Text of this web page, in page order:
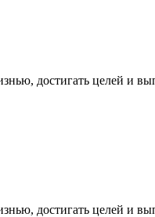
достигать целей и
достигать целей и